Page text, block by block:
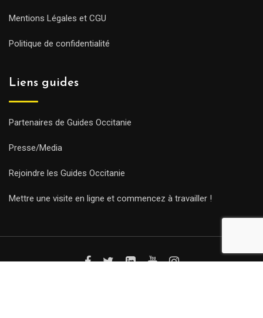
Mentions Légales et CGU
Politique de confidentialité
Liens guides
Partenaires de Guides Occitanie
Presse/Media
Rejoindre les Guides Occitanie
Mettre une visite en ligne et commencez à travailler !